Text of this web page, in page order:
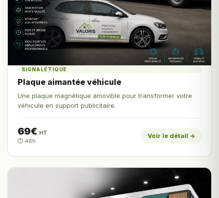
SIGNALÉTIQUE
Plaque aimantée véhicule
Une plaque magnétique amovible pour transformer votre
véhicule en support publicitaire.
69€ HT
⏱️ 48h
Voir le détail →